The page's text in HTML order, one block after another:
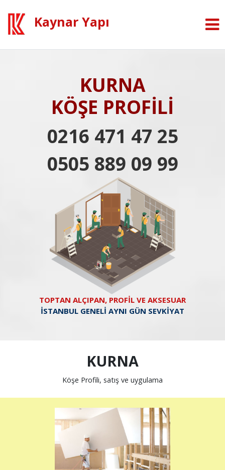
Kaynar Yapı
KURNA
KÖŞE PROFİLİ
0216 471 47 25
0505 889 09 99
TOPTAN ALÇIPAN, PROFİL VE AKSESUAR
İSTANBUL GENELİ AYNI GÜN SEVKİYAT
KURNA
Köşe Profili, satış ve uygulama